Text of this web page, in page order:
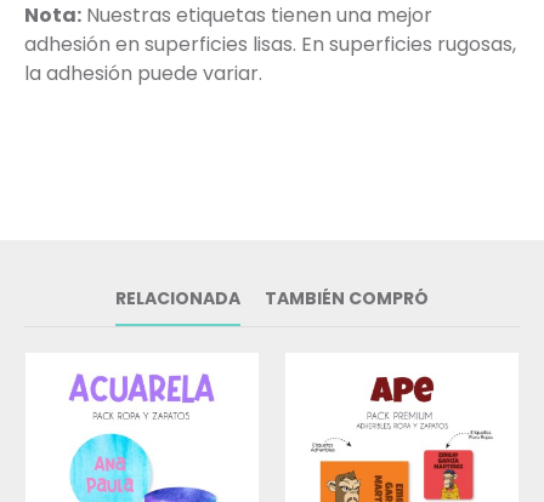
Nota: Nuestras etiquetas tienen una mejor
adhesión en superficies lisas. En superficies rugosas,
la adhesión puede variar.
RELACIONADA TAMBIÉN COMPRÓ